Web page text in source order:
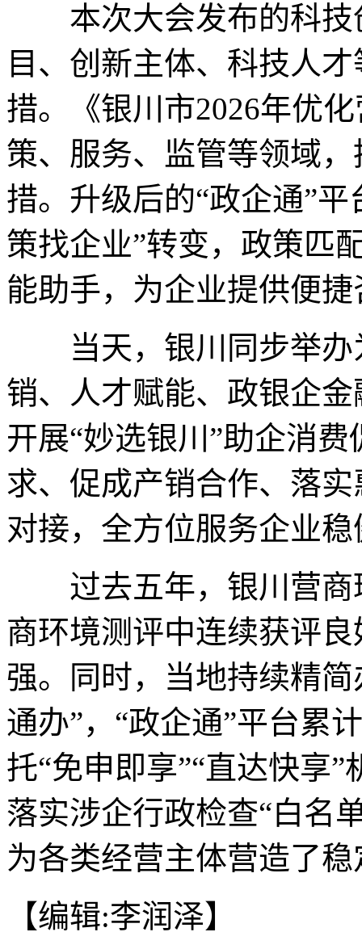
本次大会发布的科技
目、创新主体、科技人
措。《银川市2026年优
策、服务、监管等领域
措。升级后的“政企通”
策找企业”转变，政策匹
能助手，为企业提供便
当天，银川同步举办
销、人才赋能、政银企
开展“妙选银川”助企消
求、促成产销合作、落
对接，全方位服务企业
过去五年，银川营商
商环境测评中连续获评
强。同时，当地持续精
通办”，“政企通”平台累
托“免申即享”“直达快享
落实涉企行政检查“白名
为各类经营主体营造了
【编辑:李润泽】